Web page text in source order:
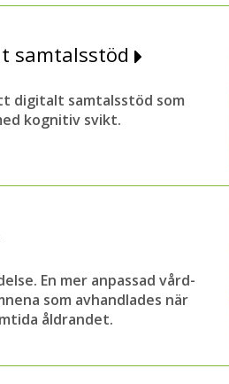
samtalsstöd
digitalt samtalsstöd som
kognitiv svikt.
En mer anpassad vård-
som avhandlades när
åldrandet.